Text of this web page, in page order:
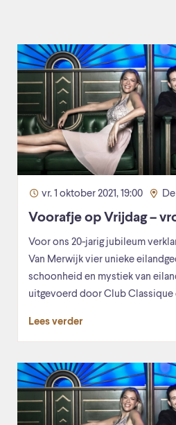
vr. 1 oktober 2021, 19:00
Voorafje op Vrijdag –
Voor ons 20-jarig jubileum
Van Merwijk vier unieke
schoonheid en mystiek van
uitgevoerd door Club Classique
Lees verder